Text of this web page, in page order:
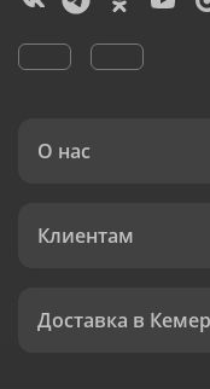
О нас
Клиентам
Доставка в